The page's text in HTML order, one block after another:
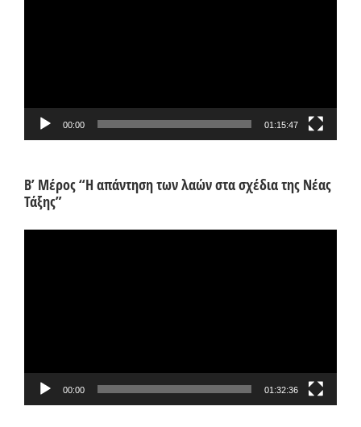
00:00 01:15:47
Β’ Μέρος “Η απάντηση των λαών στα σχέδια της Νέας
Τάξης”
00:00 01:32:36